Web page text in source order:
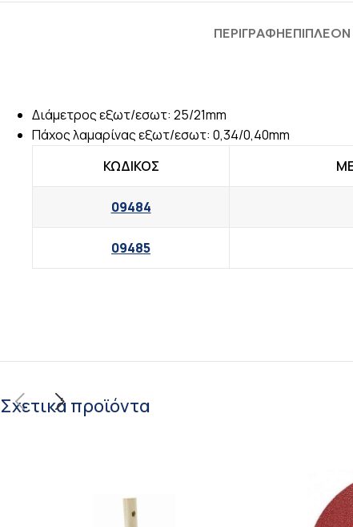
ΠΕΡΙΓΡΑΦΉ
Διάμετρος εξωτ/εσωτ: 25/21mm
Πάχος λαμαρίνας εξωτ/εσωτ: 0,34/0,40mm
ΚΩΔΙΚΟΣ
09484
09485
Σχετικά προϊόντα